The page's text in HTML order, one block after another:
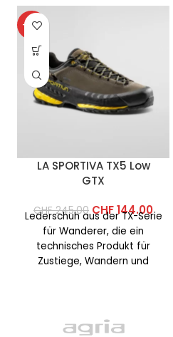
-41%
LA SPORTIVA TX5 Low
GTX
CHF245.00 CHF144.00
Lederschuh aus der TX-Serie
für Wanderer, die ein
technisches Produkt für
Zustiege, Wandern und